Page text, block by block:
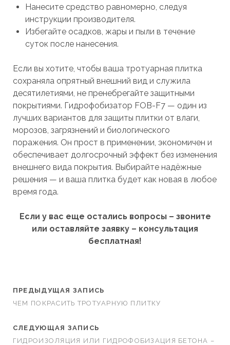
Нанесите средство равномерно, следуя
инструкции производителя.
Избегайте осадков, жары и пыли в течение
суток после нанесения.
Если вы хотите, чтобы ваша тротуарная плитка
сохраняла опрятный внешний вид и служила
десятилетиями, не пренебрегайте защитными
покрытиями. Гидрофобизатор FOB-F7 — один из
лучших вариантов для защиты плитки от влаги,
морозов, загрязнений и биологического
поражения. Он прост в применении, экономичен и
обеспечивает долгосрочный эффект без изменения
внешнего вида покрытия. Выбирайте надёжные
решения — и ваша плитка будет как новая в любое
время года.
Если у вас еще остались вопросы – звоните
или оставляйте заявку – консультация
бесплатная!
ПРЕДЫДУЩАЯ ЗАПИСЬ
ЧЕМ ПОКРАСИТЬ ТРОТУАРНУЮ ПЛИТКУ
СЛЕДУЮЩАЯ ЗАПИСЬ
ГИДРОИЗОЛЯЦИЯ ИЛИ ГИДРОФОБИЗАЦИЯ БЕТОНА –